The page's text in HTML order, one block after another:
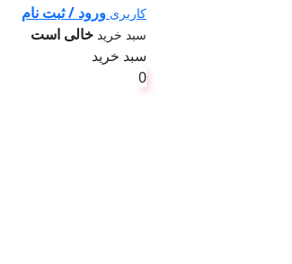
کاربری ورود / ثبت نام
سبد خرید خالی است
سبد خرید
0